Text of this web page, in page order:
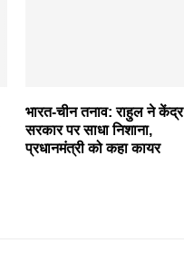
भारत-चीन तनाव: राहुल ने केंद्र
सरकार पर साधा निशाना,
प्रधानमंत्री को कहा कायर